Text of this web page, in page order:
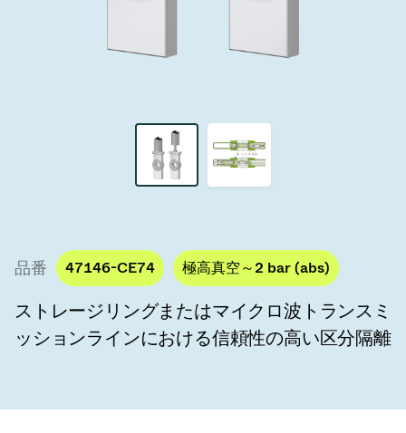
真空トランスファーバルブ
真空マルチバルブユニット
真空バルブ技術
品番 47146-CE74 極高真空～2 bar (abs)
ストレージリングまたはマイクロ波トランスミ
ッションラインにおける信頼性の高い区分隔離